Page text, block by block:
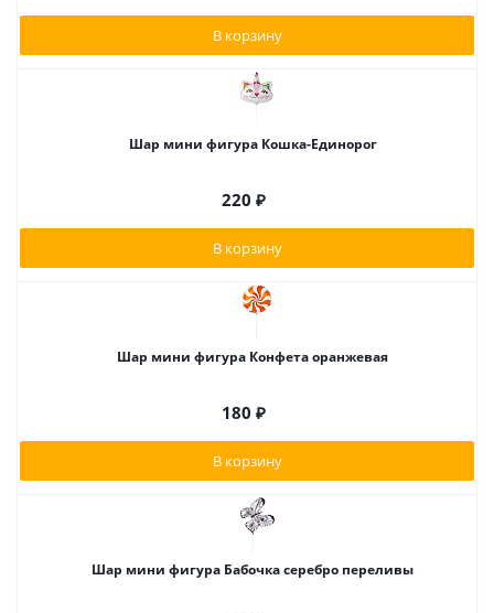
В корзину
Шар мини фигура Кошка-Единорог
220 ₽
В корзину
Шар мини фигура Конфета оранжевая
180 ₽
В корзину
Шар мини фигура Бабочка серебро переливы